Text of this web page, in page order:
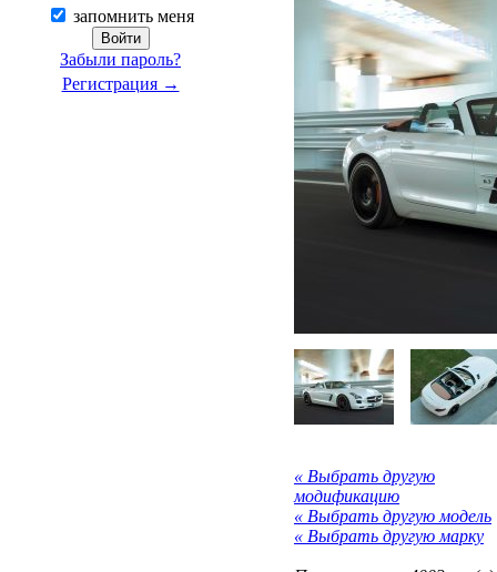
запомнить меня
Забыли пароль?
Регистрация →
« Выбрать другую
модификацию
« Выбрать другую модель
« Выбрать другую марку